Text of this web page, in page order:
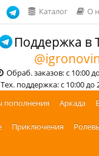
Каталог О
Поддержка в
Обраб. заказов: с 10:00
Тех. поддержка: с 10:00 до
пополнения Аркада
Приключения